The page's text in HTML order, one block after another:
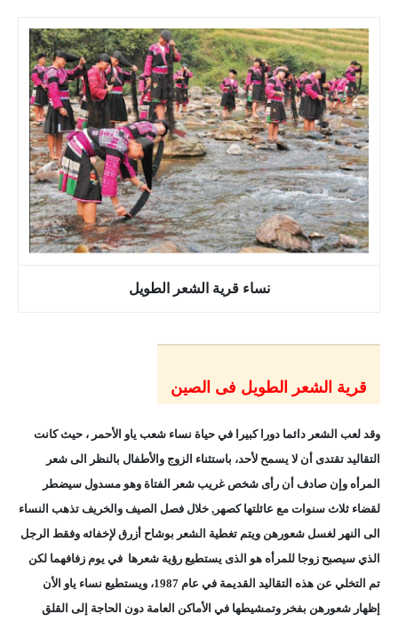
نساء قرية الشعر الطويل
قرية الشعر الطويل فى الصين
وقد لعب الشعر دائما دورا كبيرا في حياة نساء شعب ياو الأحمر ، حيث كانت
التقاليد تقتدى أن لا يسمح لأحد، باستثناء الزوج والأطفال بالنظر الى شعر
المرأه وإن صادف أن رأى شخص غريب شعر الفتاة وهو مسدول سيضطر
لقضاء ثلاث سنوات مع عائلتها كصهر , خلال فصل الصيف والخريف تذهب النساء
الى النهر لغسل شعورهن ويتم تغطية الشعر بوشاح أزرق لإخفائه وفقط الرجل
الذي سيصبح زوجا للمرأه هو الذى يستطيع رؤية شعرها في يوم زفافهما لكن
تم التخلي عن هذه التقاليد القديمة في عام 1987، ويستطيع نساء ياو الأن
إظهار شعورهن بفخر وتمشيطها في الأماكن العامة دون الحاجة إلى القلق